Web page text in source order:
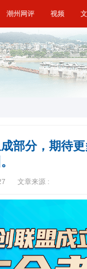
潮州网评 视频
部分，期待
文章来源 :